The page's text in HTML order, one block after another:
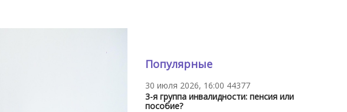
Популярные
30 июля 2026, 16:00 44377
3-я группа инвалидности: пенсия или
пособие?